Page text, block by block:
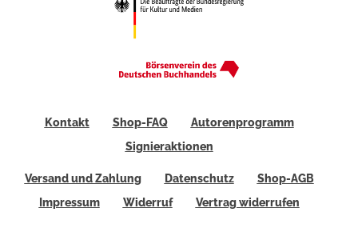
Kontakt Shop-FAQ
Autorenprogramm
Signieraktionen
Versand und Zahlung Datenschutz
Shop-AGB
Impressum
Widerruf Vertrag widerrufen